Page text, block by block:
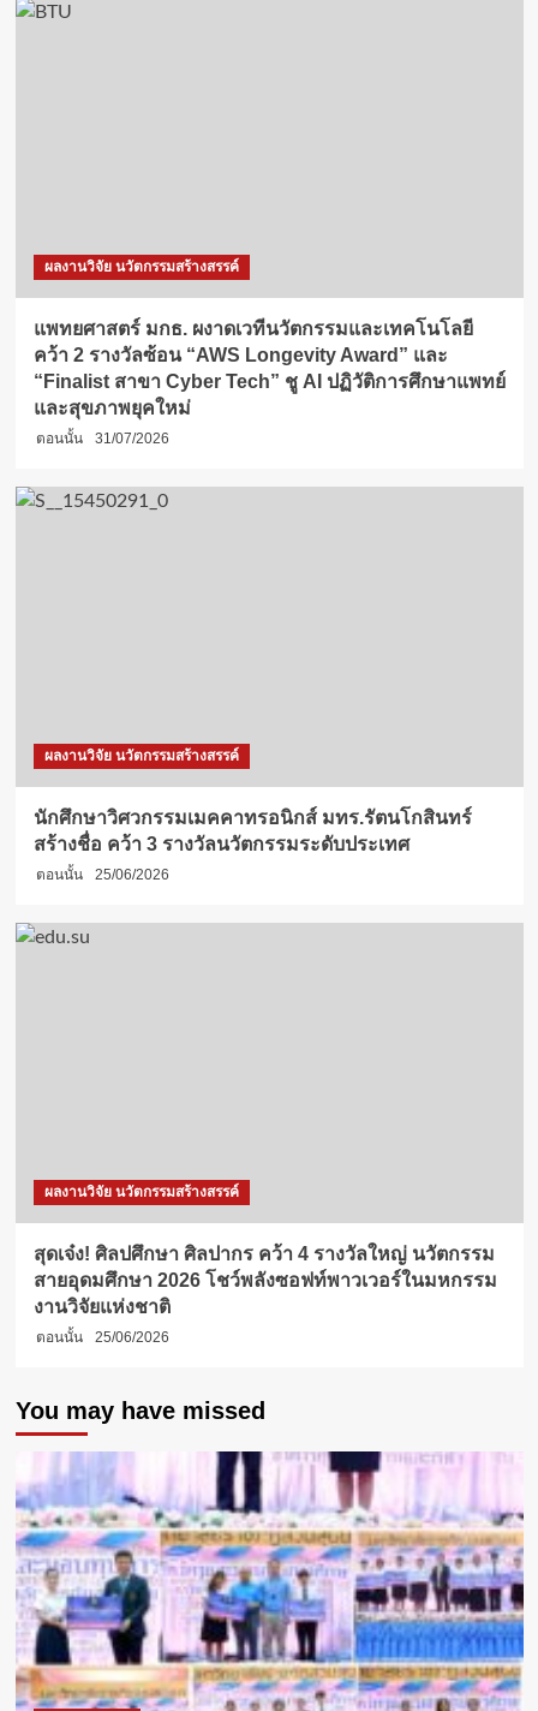
ผลงานวิจัย นวัตกรรมสร้างสรรค์
แพทยศาสตร์ มกธ. ผงาดเวทีนวัตกรรมและเทคโนโลยี
คว้า 2 รางวัลซ้อน “AWS Longevity Award” และ
“Finalist สาขา Cyber Tech” ชู AI ปฏิวัติการศึกษาแพทย์
และสุขภาพยุคใหม่
ตอนนั้น 31/07/2026
ผลงานวิจัย นวัตกรรมสร้างสรรค์
นักศึกษาวิศวกรรมเมคคาทรอนิกส์ มทร.รัตนโกสินทร์
สร้างชื่อ คว้า 3 รางวัลนวัตกรรมระดับประเทศ
ตอนนั้น 25/06/2026
ผลงานวิจัย นวัตกรรมสร้างสรรค์
สุดเจ๋ง! ศิลปศึกษา ศิลปากร คว้า 4 รางวัลใหญ่ นวัตกรรม
สายอุดมศึกษา 2026 โชว์พลังซอฟท์พาวเวอร์ในมหกรรม
งานวิจัยแห่งชาติ
ตอนนั้น 25/06/2026
You may have missed